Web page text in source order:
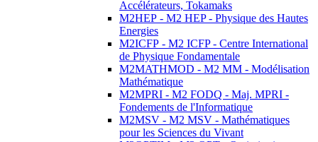
Accélérateurs, Tokamaks
M2HEP - M2 HEP - Physique des Hautes
Energies
M2ICFP - M2 ICFP - Centre International
de Physique Fondamentale
M2MATHMOD - M2 MM - Modélisation
Mathématique
M2MPRI - M2 FODQ - Maj. MPRI -
Fondements de l'Informatique
M2MSV - M2 MSV - Mathématiques
pour les Sciences du Vivant